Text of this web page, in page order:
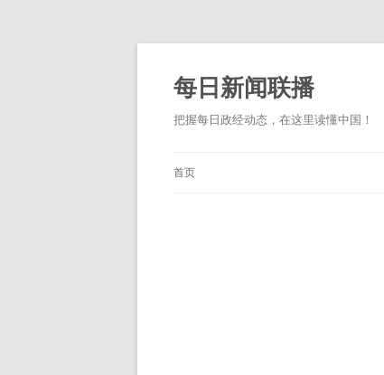
跳
正
文
每日新闻联播
把握每日政经动态，在这里读懂中国！
首页